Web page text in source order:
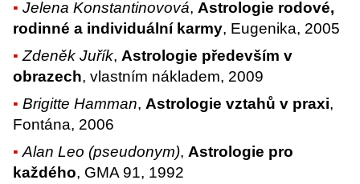
Jelena Konstantinovová,Astrologie rodové,
rodinné a individuální karmy, Eugenika, 2005
Zdeněk Juřík,Astrologie především v
obrazech, vlastním nákladem, 2009
Brigitte Hamman,Astrologie vztahů v praxi,
Fontána, 2006
Alan Leo (pseudonym),Astrologie pro
každého, GMA 91, 1992